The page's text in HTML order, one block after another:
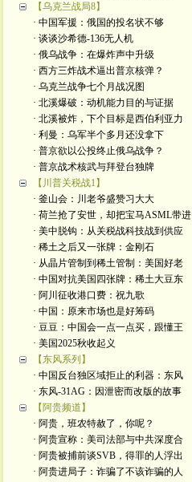
【乌克兰战局8】
· 中国军援：俄国的投名状不够
· 谈谈沙希德-136无人机
· 俄乌战争：在爆炸声中升级
· 西方三炸战术逼出普京核弹？
· 乌克兰战争七个月战况图
· 北溪爆破：动机能力目的与证据
· 北溪被炸，下个目标是西伯利亚力
· 利曼：乌军半个多月还没拿下
· 普京欲以公投终止俄乌战争？
· 普京战术核武与拜登台独牌
【川普关税战1】
· 釜山会：川老爷盛赞习大大
· 荷兰抢了安世，却把宝马ASML带进
· 美中脱钩：从关税战科技战到供应
· 稀土之后又一张牌：金刚石
· 从晶片管制到稀土管制：美国好老
· 中国对抗美国四张牌：稀土大豆东
· 阿川征收港口费：祝九歌
· 中国：原来市场也是好筹码
· 豆豆：中国会一点一点买，跟懂王
· 美国2025秋收起义
【东风系列】
· 中国反台独区域拒止的利器：东风
· 东风-31AG：因泄密而改版的故事
【阿贵频道】
· 阿贵，班农特赦了，你呢？
· 阿贵宣称：美司法部与中共深度合
· 阿贵被捕前谈SVB，得罪的人浮出
· 阿贵进局子：诈骗了不该诈骗的人